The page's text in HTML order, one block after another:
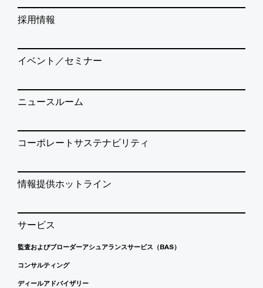
採用情報
イベント／セミナー
ニュースルーム
コーポレートサステナビリティ
情報提供ホットライン
サービス
監査およびブローダーアシュアランスサービス（BAS）
コンサルティング
ディールアドバイザリー